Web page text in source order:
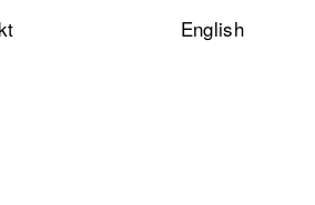
English